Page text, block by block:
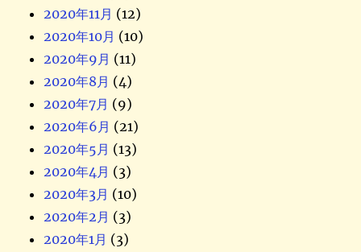
2020年11月 (12)
2020年10月 (10)
2020年9月 (11)
2020年8月 (4)
2020年7月 (9)
2020年6月 (21)
2020年5月 (13)
2020年4月 (3)
2020年3月 (10)
2020年2月 (3)
2020年1月 (3)